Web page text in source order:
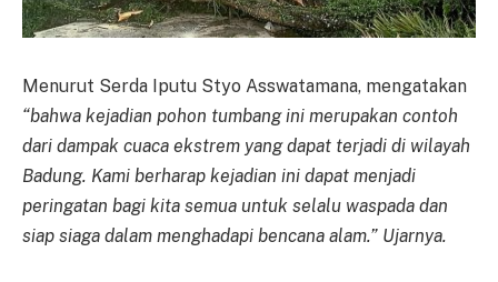
Menurut Serda Iputu Styo Asswatamana, mengatakan
“bahwa kejadian pohon tumbang ini merupakan contoh
dari dampak cuaca ekstrem yang dapat terjadi di wilayah
Badung. Kami berharap kejadian ini dapat menjadi
peringatan bagi kita semua untuk selalu waspada dan
siap siaga dalam menghadapi bencana alam.” Ujarnya.